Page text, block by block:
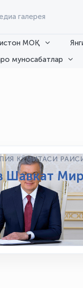
галерея
МОҚ
муносабатлар
ҚЎМИТАСИ
Шавкат